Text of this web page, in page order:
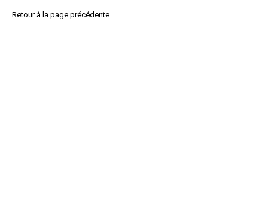
Retour à la page précédente.